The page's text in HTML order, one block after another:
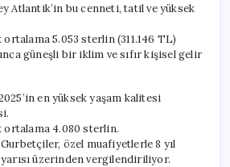
Atlantik’in bu cenneti, tatil ve yüksek
5.053 sterlin (311.146 TL)
güneşli bir iklim ve sıfır kişisel gelir
en yüksek yaşam kalitesi
ortalama 4.080 sterlin.
özel muafiyetlerle 8 yıl
yarısı üzerinden vergilendiriliyor.